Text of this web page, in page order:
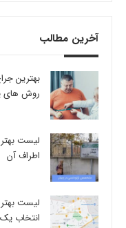
آخرین مطالب
روش های
لیست
اطراف آن
لیست
انتخاب